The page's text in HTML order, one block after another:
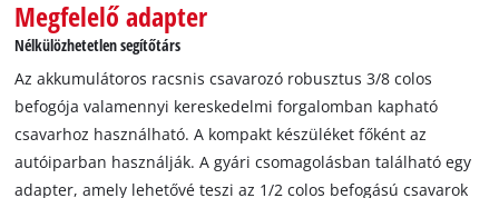
Megfelelő adapter
Nélkülözhetetlen segítőtárs
Az akkumulátoros racsnis csavarozó robusztus 3/8 colos
befogója valamennyi kereskedelmi forgalomban kapható
csavarhoz használható. A kompakt készüléket főként az
autóiparban használják. A gyári csomagolásban található egy
adapter, amely lehetővé teszi az 1/2 colos befogású csavarok